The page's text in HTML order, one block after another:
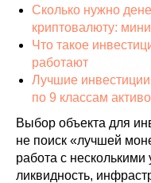
Сколько нужно
криптовалюту:
Что такое
работают
Лучшие
по 9 классам
Выбор объекта для
не поиск «лучшей
работа с
ликвидность,